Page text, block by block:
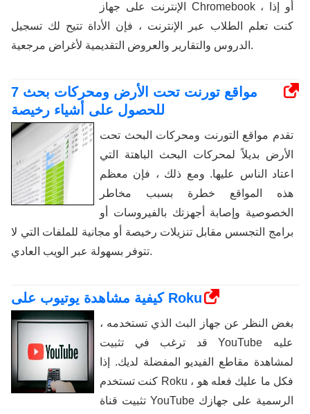
الإنترنت على جهاز Chromebook ، أو إذا
كنت تعلم الطلاب عبر الإنترنت ، فإن الأداة تتيح لك تسجيل
الدروس والتقارير والعروض التقديمية لأغراض مرجعية.
7 مواقع تورنت تحت الأرض ومحركات بحث
للحصول على أشياء رخيصة
تقدم مواقع التورنت ومحركات البحث تحت
الأرض بديلاً لمحركات البحث الباهتة التي
اعتاد الناس عليها. ومع ذلك ، فإن معظم
هذه المواقع خطرة بسبب مخاطر
الخصوصية وإصابة أجهزتك بالفيروسات أو
برامج التجسس مقابل تنزيلات رخيصة أو مجانية للملفات التي لا
تتوفر بسهولة عبر الويب العادي.
كيفية مشاهدة يوتيوب على Roku
بغض النظر عن جهاز البث الذي تستخدمه ،
قد ترغب في تثبيت YouTube عليه
لمشاهدة مقاطع الفيديو المفضلة لديك. إذا
كنت تستخدم Roku ، فكل ما عليك فعله هو
تثبيت قناة YouTube الرسمية على جهازك